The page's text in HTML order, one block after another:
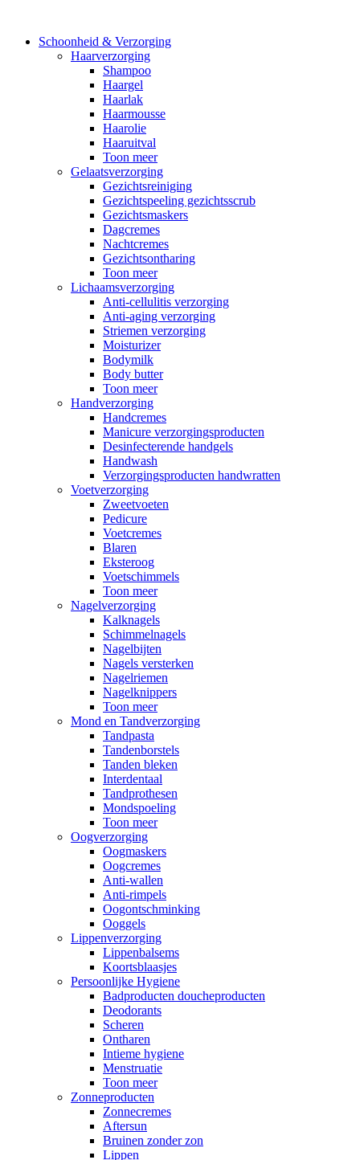
Schoonheid & Verzorging
Haarverzorging
Shampoo
Haargel
Haarlak
Haarmousse
Haarolie
Haaruitval
Toon meer
Gelaatsverzorging
Gezichtsreiniging
Gezichtspeeling gezichtsscrub
Gezichtsmaskers
Dagcremes
Nachtcremes
Gezichtsontharing
Toon meer
Lichaamsverzorging
Anti-cellulitis verzorging
Anti-aging verzorging
Striemen verzorging
Moisturizer
Bodymilk
Body butter
Toon meer
Handverzorging
Handcremes
Manicure verzorgingsproducten
Desinfecterende handgels
Handwash
Verzorgingsproducten handwratten
Voetverzorging
Zweetvoeten
Pedicure
Voetcremes
Blaren
Eksteroog
Voetschimmels
Toon meer
Nagelverzorging
Kalknagels
Schimmelnagels
Nagelbijten
Nagels versterken
Nagelriemen
Nagelknippers
Toon meer
Mond en Tandverzorging
Tandpasta
Tandenborstels
Tanden bleken
Interdentaal
Tandprothesen
Mondspoeling
Toon meer
Oogverzorging
Oogmaskers
Oogcremes
Anti-wallen
Anti-rimpels
Oogontschminking
Ooggels
Lippenverzorging
Lippenbalsems
Koortsblaasjes
Persoonlijke Hygiene
Badproducten doucheproducten
Deodorants
Scheren
Ontharen
Intieme hygiene
Menstruatie
Toon meer
Zonneproducten
Zonnecremes
Aftersun
Bruinen zonder zon
Lippen